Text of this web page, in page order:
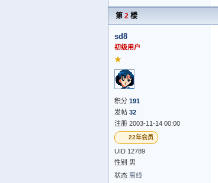
第 2 楼
sd8
初级用户
★
积分 191
发帖 32
注册 2003-11-14 00:00
22年会员
UID 12789
性别 男
状态 离线